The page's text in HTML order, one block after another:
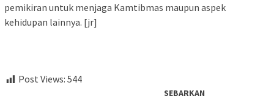
pemikiran untuk menjaga Kamtibmas maupun aspek
kehidupan lainnya. [jr]
Post Views: 544
SEBARKAN